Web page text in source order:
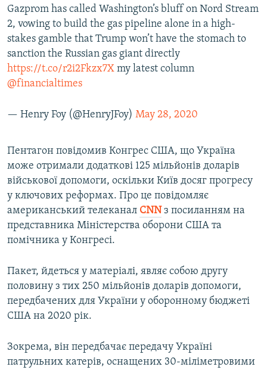
Gazprom has called Washington’s bluff on Nord Stream
2, vowing to build the gas pipeline alone in a high-
stakes gamble that Trump won’t have the stomach to
sanction the Russian gas giant directly
https://t.co/r2i2Fkzx7X my latest column
@financialtimes
— Henry Foy (@HenryJFoy) May 28, 2020
Пентагон повідомив Конгрес США, що Україна
може отримали додаткові 125 мільйонів доларів
військової допомоги, оскільки Київ досяг прогресу
у ключових реформах. Про це повідомляє
американський телеканал CNNз посиланням на
представника Міністерства оборони США та
помічника у Конгресі.
Пакет, йдеться у матеріалі, являє собою другу
половину з тих 250 мільйонів доларів допомоги,
передбачених для України у оборонному бюджеті
США на 2020 рік.
Зокрема, він передбачає передачу Україні
патрульних катерів, оснащених 30-міліметровими